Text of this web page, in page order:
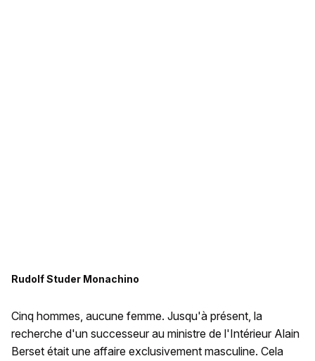
Rudolf Studer Monachino
Cinq hommes, aucune femme. Jusqu'à présent, la
recherche d'un successeur au ministre de l'Intérieur Alain
Berset était une affaire exclusivement masculine. Cela